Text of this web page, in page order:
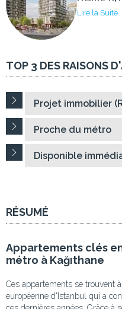
Lire la Suite
TOP 3 DES RAISONS
Projet immobilier
Proche du métro
Disponible
RÉSUMÉ
Appartements clés
métro à Kağıthane
Ces appartements se trouvent
européenne d'Istanbul qui a